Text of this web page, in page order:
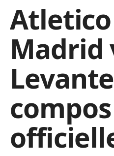
Atletico
Madrid
compos